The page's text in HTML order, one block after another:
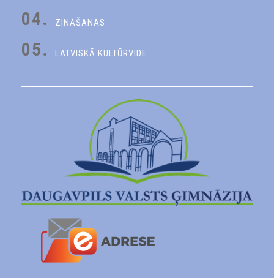
04. ZINĀŠANAS
05. LATVISKĀ KULTŪRVIDE